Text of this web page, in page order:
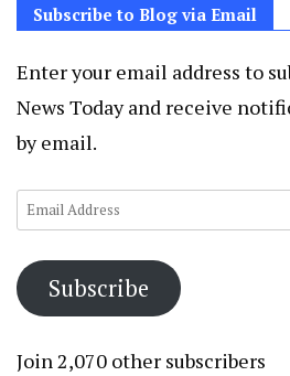
Subscribe to Blog via Email
Enter your email address to
News Today and receive
by email.
Email
Subscribe
Join 2,070 other subscribers